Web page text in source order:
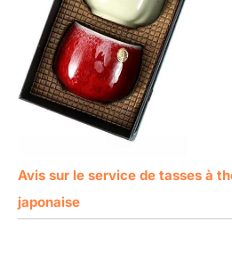
Avis sur le service de tasses à
japonaise